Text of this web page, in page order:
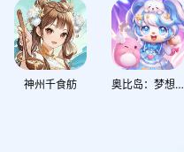
神州千食舫 奥比岛：梦想国度